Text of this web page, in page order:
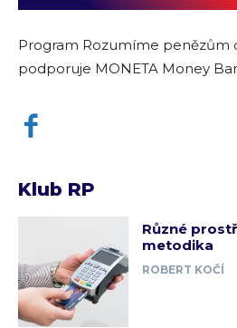
Program Rozumíme penězům
podporuje MONETA Money
Klub RP
Různé
metodika
ROBERT KOČÍ